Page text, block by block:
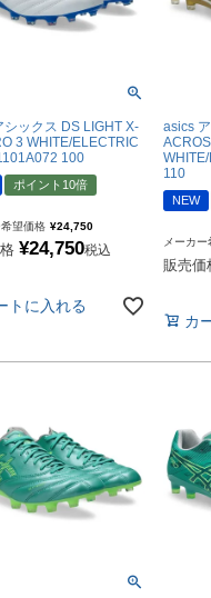
Pandiani
ツィオ
トラール
ョ
ンメル
ナルティ
ールズコート
レアドール
YEARS｜ｽｳｨｰﾄｲﾔｰｽﾞ
ア
シックス DS LIGHT X-
3 WHITE/ELECTRIC
100
ポイント10倍
希望価格 ¥24,750
¥24,750税込
トに入れる
asics
110
NEW
メーカ
販売価
カ